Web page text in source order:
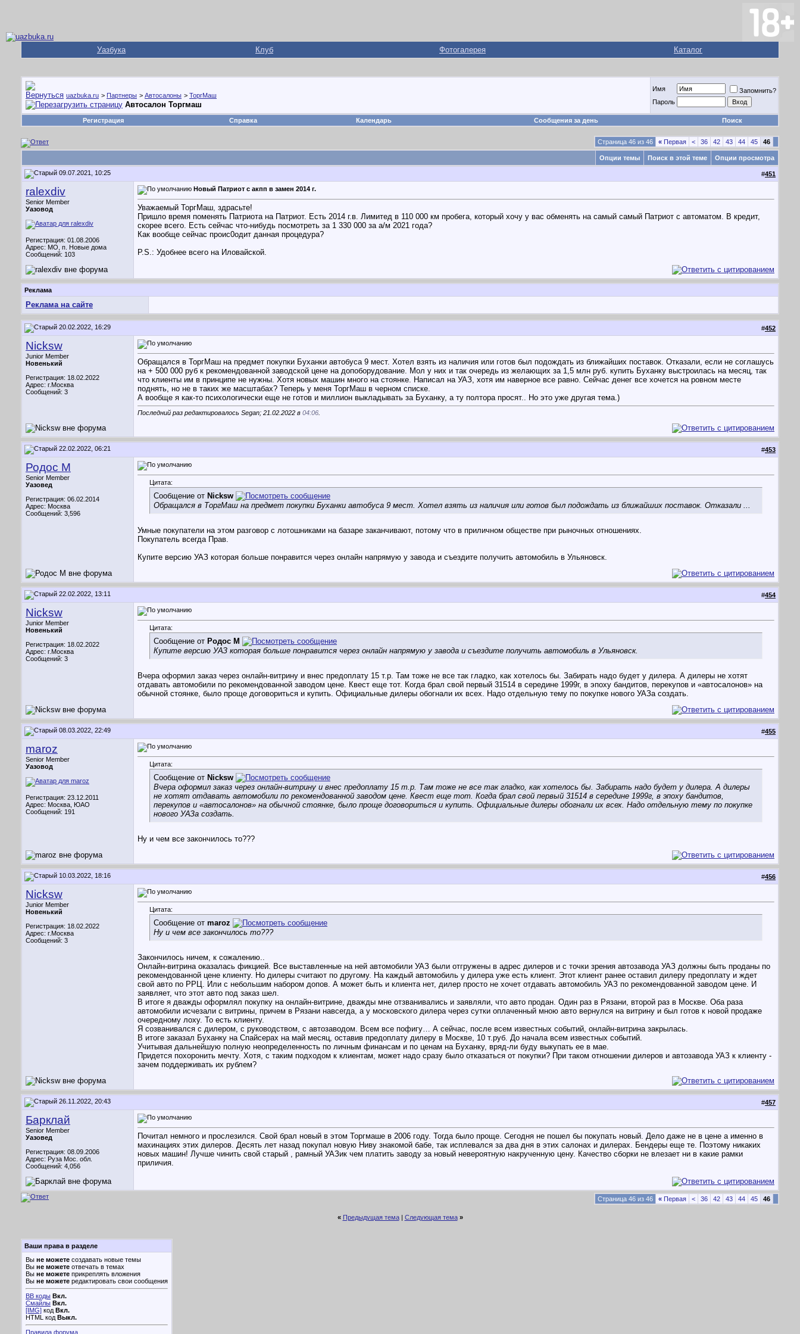
Уазбука Клуб Фотогалерея Каталог
uazbuka.ru > Партнеры > Автосалоны > ТоргМаш
Автосалон Торгмаш
Имя
Запомнить?
Пароль
Регистрация Справка Календарь Сообщения за день Поиск
Страница 46 из 46 « Первая < 36 42 43 44 45 46
Опции темы Поиск в этой теме Опции просмотра
09.07.2021, 10:25 #451
ralexdiv
Senior Member
Уазовод
Регистрация: 01.08.2006
Адрес: МО, п. Новые дома
Сообщений: 103
Новый Патриот с акпп в замен 2014 г.
Уважаемый ТоргМаш, здрасьте!
Пришло время поменять Патриота на Патриот. Есть 2014 г.в. Лимитед в 110 000 км пробега, который хочу у вас обменять на самый самый Патриот с автоматом. В кредит,
скорее всего. Есть сейчас что-нибудь посмотреть за 1 330 000 за а/м 2021 года?
Как вообще сейчас проис0одит данная процедура?
P.S.: Удобнее всего на Иловайской.
Реклама
Реклама на сайте
20.02.2022, 16:29 #452
Nicksw
Junior Member
Новенький
Регистрация: 18.02.2022
Адрес: г.Москва
Сообщений: 3
Обращался в ТоргМаш на предмет покупки Буханки автобуса 9 мест. Хотел взять из наличия или готов был подождать из ближайших поставок. Отказали, если не соглашусь
на + 500 000 руб к рекомендованной заводской цене на допоборудование. Мол у них и так очередь из желающих за 1,5 млн руб. купить Буханку выстроилась на месяц, так
что клиенты им в принципе не нужны. Хотя новых машин много на стоянке. Написал на УАЗ, хотя им наверное все равно. Сейчас денег все хочется на ровном месте
поднять, но не в таких же масштабах? Теперь у меня ТоргМаш в черном списке.
А вообще я как-то психологически еще не готов и миллион выкладывать за Буханку, а ту полтора просят.. Но это уже другая тема.)
Последний раз редактировалось Segan; 21.02.2022 в 04:06
22.02.2022, 06:21 #453
Родос М
Senior Member
Уазовед
Регистрация: 06.02.2014
Адрес: Москва
Сообщений: 3,596
Цитата:
Сообщение от Nicksw
Обращался в ТоргМаш на предмет покупки Буханки автобуса 9 мест. Хотел взять из наличия или готов был подождать из ближайших поставок. Отказали ...
Умные покупатели на этом разговор с лотошниками на базаре заканчивают, потому что в приличном обществе при рыночных отношениях.
Покупатель всегда Прав.
Купите версию УАЗ которая больше понравится через онлайн напрямую у завода и съездите получить автомобиль в Ульяновск.
22.02.2022, 13:11 #454
Nicksw
Junior Member
Новенький
Регистрация: 18.02.2022
Адрес: г.Москва
Сообщений: 3
Цитата:
Сообщение от Родос М
Купите версию УАЗ которая больше понравится через онлайн напрямую у завода и съездите получить автомобиль в Ульяновск.
Вчера оформил заказ через онлайн-витрину и внес предоплату 15 т.р. Там тоже не все так гладко, как хотелось бы. Забирать надо будет у дилера. А дилеры не хотят
отдавать автомобили по рекомендованной заводом цене. Квест еще тот. Когда брал свой первый 31514 в середине 1999г, в эпоху бандитов, перекупов и «автосалонов» на
обычной стоянке, было проще договориться и купить. Официальные дилеры обогнали их всех. Надо отдельную тему по покупке нового УАЗа создать.
08.03.2022, 22:49 #455
maroz
Senior Member
Уазовод
Регистрация: 23.12.2011
Адрес: Москва, ЮАО
Сообщений: 191
Цитата:
Сообщение от Nicksw
Вчера оформил заказ через онлайн-витрину и внес предоплату 15 т.р. Там тоже не все так гладко, как хотелось бы. Забирать надо будет у дилера. А дилеры
не хотят отдавать автомобили по рекомендованной заводом цене. Квест еще тот. Когда брал свой первый 31514 в середине 1999г, в эпоху бандитов,
перекупов и «автосалонов» на обычной стоянке, было проще договориться и купить. Официальные дилеры обогнали их всех. Надо отдельную тему по покупке
нового УАЗа создать.
Ну и чем все закончилось то???
10.03.2022, 18:16 #456
Nicksw
Junior Member
Новенький
Регистрация: 18.02.2022
Адрес: г.Москва
Сообщений: 3
Цитата:
Сообщение от maroz
Ну и чем все закончилось то???
Закончилось ничем, к сожалению..
Онлайн-витрина оказалась фикцией. Все выставленные на ней автомобили УАЗ были отгружены в адрес дилеров и с точки зрения автозавода УАЗ должны быть проданы по
рекомендованной цене клиенту. Но дилеры считают по другому. На каждый автомобиль у дилера уже есть клиент. Этот клиент ранее оставил дилеру предоплату и ждет
свой авто по РРЦ. Или с небольшим набором допов. А может быть и клиента нет, дилер просто не хочет отдавать автомобиль УАЗ по рекомендованной заводом цене. И
заявляет, что этот авто под заказ шел.
В итоге я дважды оформлял покупку на онлайн-витрине, дважды мне отзванивались и заявляли, что авто продан. Один раз в Рязани, второй раз в Москве. Оба раза
автомобили исчезали с витрины, причем в Рязани навсегда, а у московского дилера через сутки оплаченный мною авто вернулся на витрину и был готов к новой продаже
очередному лоху. То есть клиенту.
Я созванивался с дилером, с руководством, с автозаводом. Всем все пофигу… А сейчас, после всем известных событий, онлайн-витрина закрылась.
В итоге заказал Буханку на Спайсерах на май месяц, оставив предоплату дилеру в Москве, 10 т.руб. До начала всем известных событий.
Учитывая дальнейшую полную неопределенность по личным финансам и по ценам на Буханку, вряд-ли буду выкупать ее в мае.
Придется похоронить мечту. Хотя, с таким подходом к клиентам, может надо сразу было отказаться от покупки? При таком отношении дилеров и автозавода УАЗ к клиенту -
зачем поддерживать их рублем?
26.11.2022, 20:43 #457
Барклай
Senior Member
Уазовед
Регистрация: 08.09.2006
Адрес: Руза Мос. обл.
Сообщений: 4,056
Почитал немного и прослезился. Свой брал новый в этом Торгмаше в 2006 году. Тогда было проще. Сегодня не пошел бы покупать новый. Дело даже не в цене а именно в
махинациях этих дилеров. Десять лет назад покупал новую Ниву знакомой бабе, так исплевался за два дня в этих салонах и дилерах. Бендеры еще те. Поэтому никаких
новых машин! Лучше чинить свой старый , рамный УАЗик чем платить заводу за новый невероятную накрученную цену. Качество сборки не влезает ни в какие рамки
приличия.
Страница 46 из 46 « Первая < 36 42 43 44 45 46
« Предыдущая тема| Следующая тема »
Ваши права в разделе
Вы не можете создавать новые темы
Вы не можете отвечать в темах
Вы не можете прикреплять вложения
Вы не можете редактировать свои сообщения
BB коды Вкл.
Смайлы Вкл.
[IMG] код Вкл.
HTML код Выкл.
Правила форума